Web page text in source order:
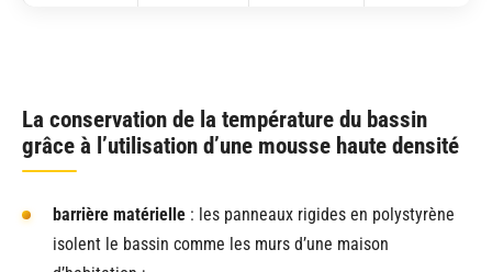
La conservation de la température du bassin
grâce à l’utilisation d’une mousse haute densité
barrière matérielle : les panneaux rigides en polystyrène
isolent le bassin comme les murs d’une maison